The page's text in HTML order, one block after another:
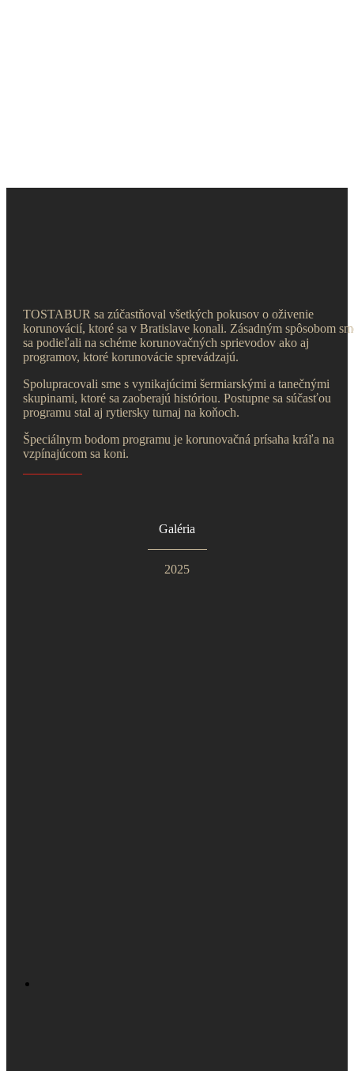
TOSTABUR sa zúčastňoval všetkých pokusov o oživenie
korunovácií, ktoré sa v Bratislave konali. Zásadným spôsobom
sa podieľali na schéme korunovačných sprievodov ako aj
programov, ktoré korunovácie sprevádzajú.
Spolupracovali sme s vynikajúcimi šermiarskými a tanečnými
skupinami, ktoré sa zaoberajú históriou. Postupne sa súčasťou
programu stal aj rytiersky turnaj na koňoch.
Špeciálnym bodom programu je korunovačná prísaha kráľa na
vzpínajúcom sa koni.
Galéria
2025